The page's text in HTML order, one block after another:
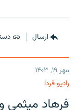
ارسال
مهر ۱۹, ۱۴۰۳
رادیو فردا
فرهاد میثمی